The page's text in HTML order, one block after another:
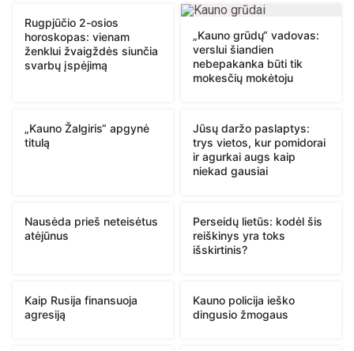
Rugpjūčio 2-osios
horoskopas: vienam
ženklui žvaigždės siunčia
svarbų įspėjimą
„Kauno grūdų“ vadovas:
verslui šiandien
nebepakanka būti tik
mokesčių mokėtoju
„Kauno Žalgiris“ apgynė
titulą
Jūsų daržo paslaptys:
trys vietos, kur pomidorai
ir agurkai augs kaip
niekad gausiai
Nausėda prieš neteisėtus
atėjūnus
Perseidų lietūs: kodėl šis
reiškinys yra toks
išskirtinis?
Kaip Rusija finansuoja
agresiją
Kauno policija ieško
dingusio žmogaus